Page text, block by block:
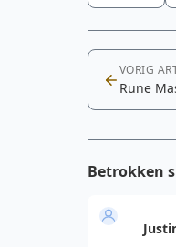
VORIG
Rune
Betrokken